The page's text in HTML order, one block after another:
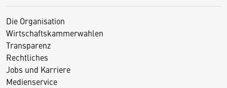
Die Organisation
Wirtschaftskammerwahlen
Transparenz
Rechtliches
Jobs und Karriere
Medienservice